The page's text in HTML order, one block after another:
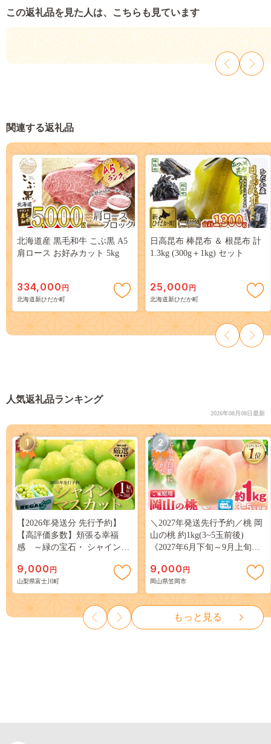
この返礼品を見た人は、こちらも見ています
関連する返礼品
北海道産 黒毛和牛 こぶ黒 A5
肩ロース お好みカット 5kg
334,000 円
北海道新ひだか町
日高昆布 棒昆布 ＆ 根昆布 計
1.3kg (300g＋1kg) セット
25,000 円
北海道新ひだか町
人気返礼品ランキング
2026年08月08日最新
1
【2026年発送分 先行予約】
【高評価多数】頬張る幸福
感 ～緑の宝石・ シャインマ
３房） フルーツ 山梨県産 果
物 くだもの シャイン マスカ
ット ぶどう ブドウ 葡萄 大粒
種なし 先行予約 富士川町
10000円 一万円 9000円 九千円
9,000 円
山梨県富士川町
2
＼2027年発送先行予約／桃 岡
山の桃 約1kg(3~5玉前後)
《2027年6月下旬～9月上旬頃
岡山 はくとう スイーツ フル
ーツ 果物 デザート 旬 モモ も
も 先行予約 送料無料 果物 岡
山県 笠岡市 清水白桃 白鳳 白
麗 クール便---
kasaoka_zsy_419_100---
9,000 円
岡山県笠岡市
もっと見る